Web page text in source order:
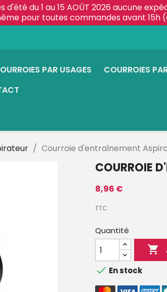
d'été du 1 au 15 AOÛT 2026 aucune
pour toutes commandes avant 15h
PAR USAGES COURROIES
Courroie d'entraînement
COURROIE
8,96 €
TTC
Quantité

 En stock